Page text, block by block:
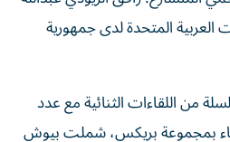
العربية المتحدة لدى جمهورية
من اللقاءات الثنائية مع عدد
بمجموعة بريكس، شملت بيوش